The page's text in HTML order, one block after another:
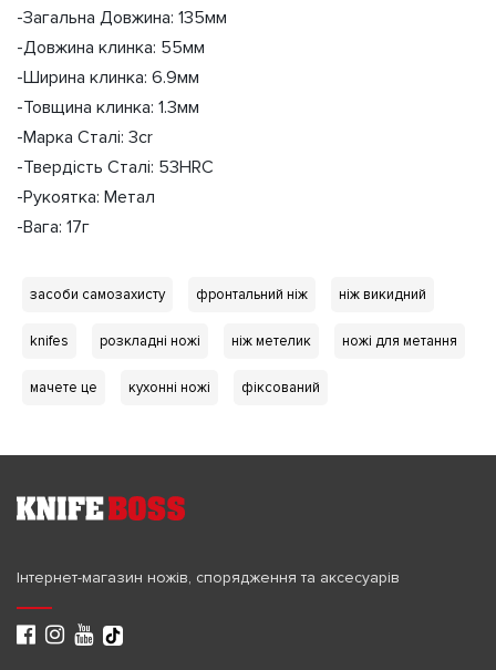
-Загальна Довжина: 135мм
-Довжина клинка: 55мм
-Ширина клинка: 6.9мм
-Товщина клинка: 1.3мм
-Марка Сталі: 3cr
-Твердість Сталі: 53HRC
-Рукоятка: Метал
-Вага: 17г
засоби самозахисту фронтальний ніж ніж викидний
knifes розкладні ножі ніж метелик ножі для метання
мачете це кухонні ножі фіксований
Інтернет-магазин ножів, спорядження та аксесуарів